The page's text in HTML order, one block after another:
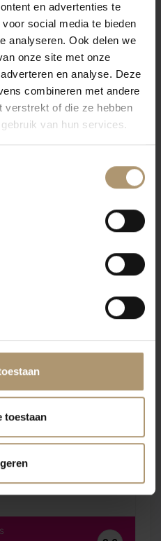
en advertenties te
social media te bieden
analyseren. Ook delen we
onze site met onze
en analyse. Deze
combineren met andere
verstrekt of die ze hebben
van hun services.
toestaan
reflexen. Zuiver en verfijnd
bittertje.
en gevogelte en rijke pasta